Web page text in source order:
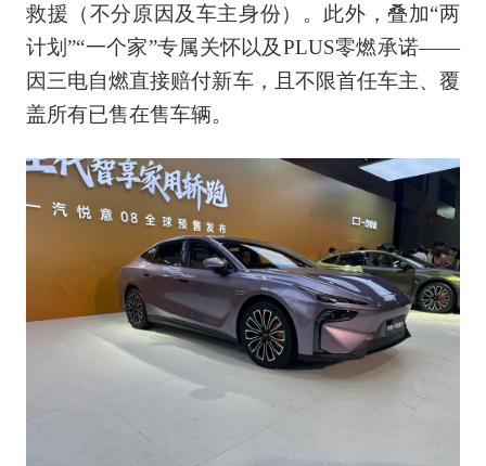
救援（不分原因及车主身份）。此外，叠加“两
计划”“一个家”专属关怀以及PLUS零燃承诺——
因三电自燃直接赔付新车，且不限首任车主、覆
盖所有已售在售车辆。